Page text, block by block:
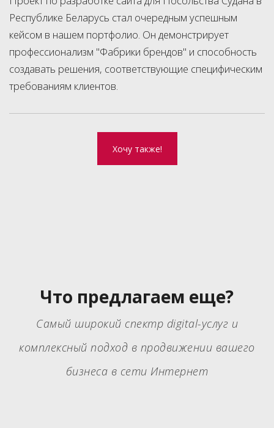
Республике Беларусь стал очередным успешным
кейсом в нашем портфолио. Он демонстрирует
профессионализм "Фабрики брендов" и способность
создавать решения, соответствующие специфическим
требованиям клиентов.
Хочу также!
Что предлагаем еще?
Самый широкий спектр digital-услуг и
комплексный подход в продвижении вашего
бизнеса в сети Интернет